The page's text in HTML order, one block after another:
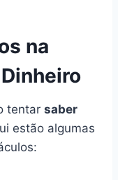
na
tentar saber
estão algumas